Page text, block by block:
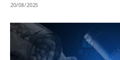
20/08/2025